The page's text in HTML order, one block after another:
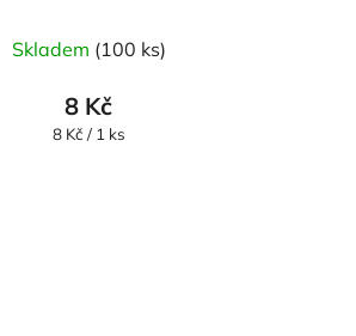
Skladem (100 ks)
8 Kč
Měrná
8 Kč / 1 ks